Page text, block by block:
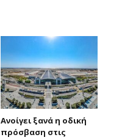
Ανοίγει ξανά η οδική
πρόσβαση στις